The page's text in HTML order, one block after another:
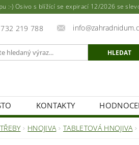
Osivo s blížící se expirací 12/2026 se
219 788
KONTAKTY
HNOJIVA TABLETOVÁ HNOJIVA